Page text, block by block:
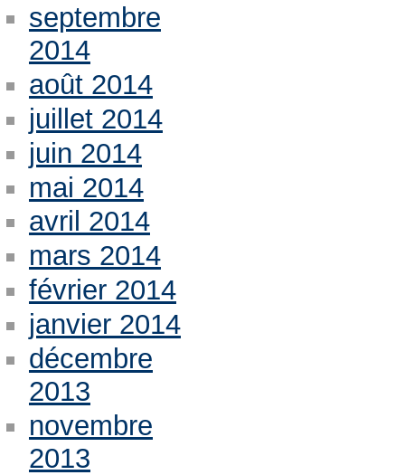
septembre
2014
août 2014
juillet 2014
juin 2014
mai 2014
avril 2014
mars 2014
février 2014
janvier 2014
décembre
2013
novembre
2013